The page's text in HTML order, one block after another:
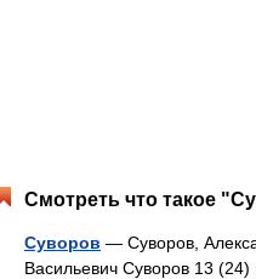
Смотреть что такое
Суворов — Суворов,
Васильевич Суворов 13